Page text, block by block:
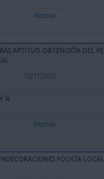
Mostrar
APTITUD OBTENCIÓN DEL
10/11/2025
Mostrar
POLICÍA